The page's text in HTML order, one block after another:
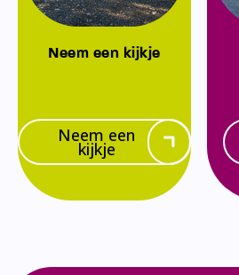
Neem een kijkje
Neem een
kijkje